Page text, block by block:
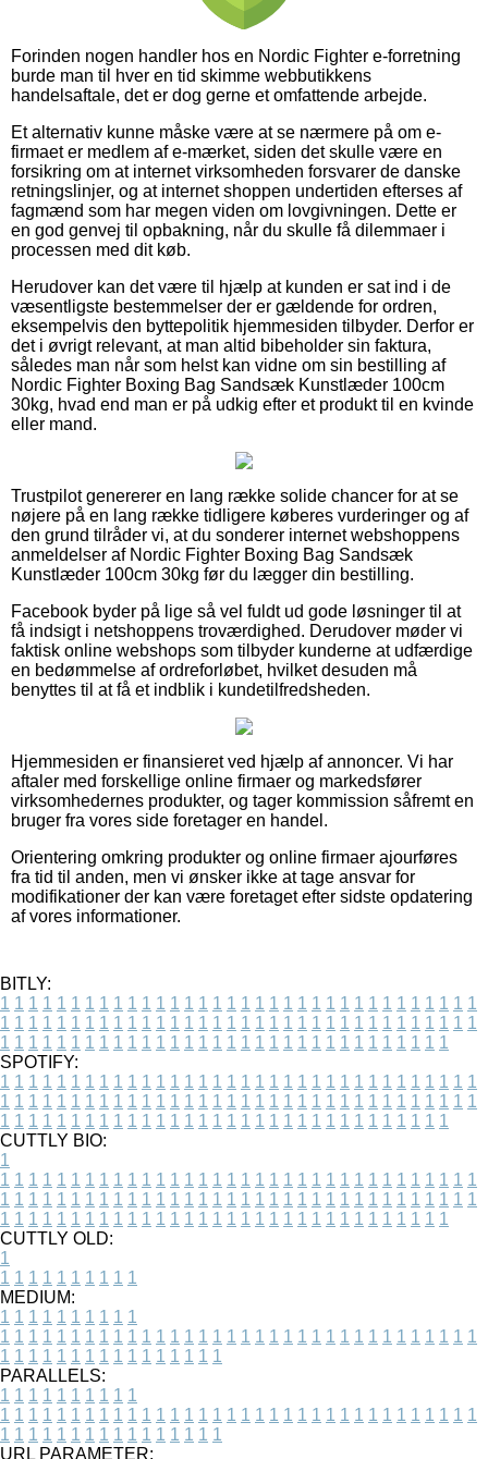
Forinden nogen handler hos en Nordic Fighter e-forretning
burde man til hver en tid skimme webbutikkens
handelsaftale, det er dog gerne et omfattende arbejde.
Et alternativ kunne måske være at se nærmere på om e-
firmaet er medlem af e-mærket, siden det skulle være en
forsikring om at internet virksomheden forsvarer de danske
retningslinjer, og at internet shoppen undertiden efterses af
fagmænd som har megen viden om lovgivningen. Dette er
en god genvej til opbakning, når du skulle få dilemmaer i
processen med dit køb.
Herudover kan det være til hjælp at kunden er sat ind i de
væsentligste bestemmelser der er gældende for ordren,
eksempelvis den byttepolitik hjemmesiden tilbyder. Derfor er
det i øvrigt relevant, at man altid bibeholder sin faktura,
således man når som helst kan vidne om sin bestilling af
Nordic Fighter Boxing Bag Sandsæk Kunstlæder 100cm
30kg, hvad end man er på udkig efter et produkt til en kvinde
eller mand.
Trustpilot genererer en lang række solide chancer for at se
nøjere på en lang række tidligere køberes vurderinger og af
den grund tilråder vi, at du sonderer internet webshoppens
anmeldelser af Nordic Fighter Boxing Bag Sandsæk
Kunstlæder 100cm 30kg før du lægger din bestilling.
Facebook byder på lige så vel fuldt ud gode løsninger til at
få indsigt i netshoppens troværdighed. Derudover møder vi
faktisk online webshops som tilbyder kunderne at udfærdige
en bedømmelse af ordreforløbet, hvilket desuden må
benyttes til at få et indblik i kundetilfredsheden.
Hjemmesiden er finansieret ved hjælp af annoncer. Vi har
aftaler med forskellige online firmaer og markedsfører
virksomhedernes produkter, og tager kommission såfremt en
bruger fra vores side foretager en handel.
Orientering omkring produkter og online firmaer ajourføres
fra tid til anden, men vi ønsker ikke at tage ansvar for
modifikationer der kan være foretaget efter sidste opdatering
af vores informationer.
BITLY:
1 1 1 1 1 1 1 1 1 1 1 1 1 1 1 1 1 1 1 1 1 1 1 1 1 1 1 1 1 1 1 1 1 1
1 1 1 1 1 1 1 1 1 1 1 1 1 1 1 1 1 1 1 1 1 1 1 1 1 1 1 1 1 1 1 1 1 1
1 1 1 1 1 1 1 1 1 1 1 1 1 1 1 1 1 1 1 1 1 1 1 1 1 1 1 1 1 1 1 1
SPOTIFY:
1 1 1 1 1 1 1 1 1 1 1 1 1 1 1 1 1 1 1 1 1 1 1 1 1 1 1 1 1 1 1 1 1 1
1 1 1 1 1 1 1 1 1 1 1 1 1 1 1 1 1 1 1 1 1 1 1 1 1 1 1 1 1 1 1 1 1 1
1 1 1 1 1 1 1 1 1 1 1 1 1 1 1 1 1 1 1 1 1 1 1 1 1 1 1 1 1 1 1 1
CUTTLY BIO:
1
1 1 1 1 1 1 1 1 1 1 1 1 1 1 1 1 1 1 1 1 1 1 1 1 1 1 1 1 1 1 1 1 1 1
1 1 1 1 1 1 1 1 1 1 1 1 1 1 1 1 1 1 1 1 1 1 1 1 1 1 1 1 1 1 1 1 1 1
1 1 1 1 1 1 1 1 1 1 1 1 1 1 1 1 1 1 1 1 1 1 1 1 1 1 1 1 1 1 1 1
CUTTLY OLD:
1
1 1 1 1 1 1 1 1 1 1
MEDIUM:
1 1 1 1 1 1 1 1 1 1
1 1 1 1 1 1 1 1 1 1 1 1 1 1 1 1 1 1 1 1 1 1 1 1 1 1 1 1 1 1 1 1 1 1
1 1 1 1 1 1 1 1 1 1 1 1 1 1 1 1
PARALLELS:
1 1 1 1 1 1 1 1 1 1
1 1 1 1 1 1 1 1 1 1 1 1 1 1 1 1 1 1 1 1 1 1 1 1 1 1 1 1 1 1 1 1 1 1
1 1 1 1 1 1 1 1 1 1 1 1 1 1 1 1
URL PARAMETER: